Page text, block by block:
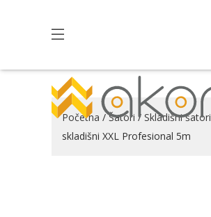
Početna /Šatori / Skladišni šatori
skladišni XXL Profesional 5m